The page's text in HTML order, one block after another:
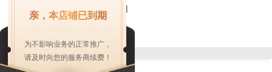
程顺利高效。
防水作业广泛应用于建筑领域各个场景，防水工招工找活
平台精确对接多样化需求。在民用建筑方面，新建住宅的卫生
泉州提供网络推广大概费用
10 购买高空作业平台厂家
亲，本店铺已到期
为不影响业务的正常推广，
请及时向您的服务商续费！